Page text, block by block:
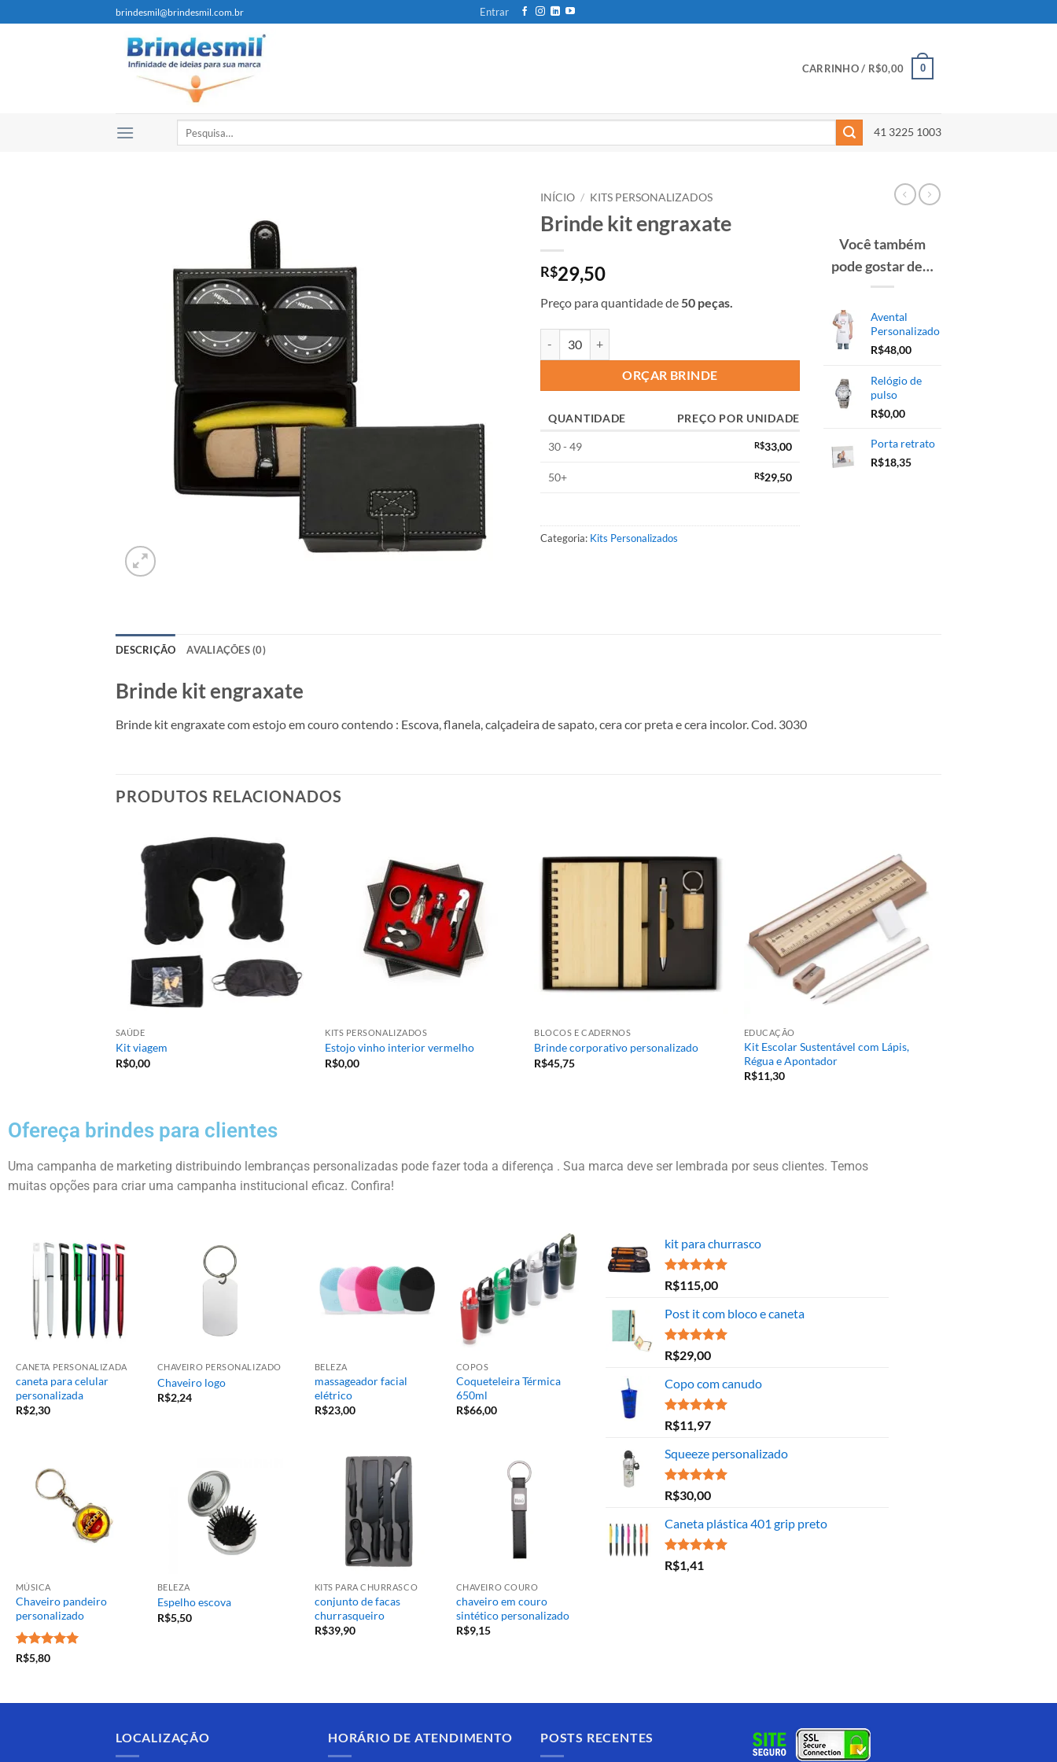
brindesmil@brindesmil.com.br Entrar
CARRINHO / R$0,00 0
41 3225 1003
INÍCIO / KITS PERSONALIZADOS
Brinde kit engraxate
R$29,50
Preço para quantidade de 50 peças.
ORÇAR BRINDE
QUANTIDADE PREÇO POR UNIDADE
30 - 49 R$33,00
50+ R$29,50
Categoria: Kits Personalizados
Você também
pode gostar de…
Avental
Personalizado
R$48,00
Relógio de
pulso
R$0,00
Porta retrato
R$18,35
DESCRIÇÃO AVALIAÇÕES (0)
Brinde kit engraxate
Brinde kit engraxate com estojo em couro contendo : Escova, flanela, calçadeira de sapato, cera cor preta e cera incolor. Cod. 3030
PRODUTOS RELACIONADOS
SAÚDE
Kit viagem
R$0,00
KITS PERSONALIZADOS
Estojo vinho interior vermelho
R$0,00
BLOCOS E CADERNOS
Brinde corporativo personalizado
R$45,75
EDUCAÇÃO
Kit Escolar Sustentável com Lápis,
Régua e Apontador
R$11,30
Ofereça brindes para clientes
Uma campanha de marketing distribuindo lembranças personalizadas pode fazer toda a diferença . Sua marca deve ser lembrada por seus clientes. Temos
muitas opções para criar uma campanha institucional eficaz. Confira!
CANETA PERSONALIZADA
caneta para celular
personalizada
R$2,30
CHAVEIRO PERSONALIZADO
Chaveiro logo
R$2,24
MÚSICA
Chaveiro pandeiro
personalizado
Avaliação
R$5,80
BELEZA
Espelho escova
R$5,50
BELEZA
massageador facial
elétrico
R$23,00
COPOS
Coqueteleira Térmica
650ml
R$66,00
KITS PARA CHURRASCO
conjunto de facas
churrasqueiro
R$39,90
CHAVEIRO COURO
chaveiro em couro
sintético personalizado
R$9,15
kit para churrasco
Avaliação
5.00
de 5
R$115,00
Post it com bloco e caneta
Avaliação
5.00
de 5
R$29,00
Copo com canudo
Avaliação
5.00
de 5
R$11,97
Squeeze personalizado
Avaliação
5.00
de 5
R$30,00
Caneta plástica 401 grip preto
Avaliação
5.00 de 5
R$1,41
LOCALIZAÇÃO HORÁRIO DE ATENDIMENTO POSTS RECENTES